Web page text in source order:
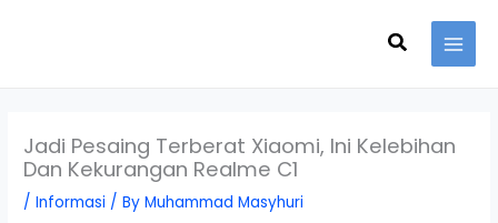
Search
Jadi Pesaing Terberat Xiaomi, Ini Kelebihan
Dan Kekurangan Realme C1
/Informasi / ByMuhammad Masyhuri